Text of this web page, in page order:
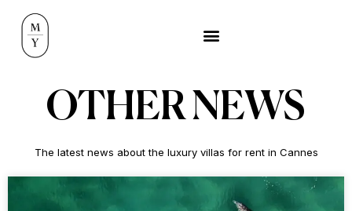
OTHER NEWS
The latest news about the luxury villas for rent in Cannes